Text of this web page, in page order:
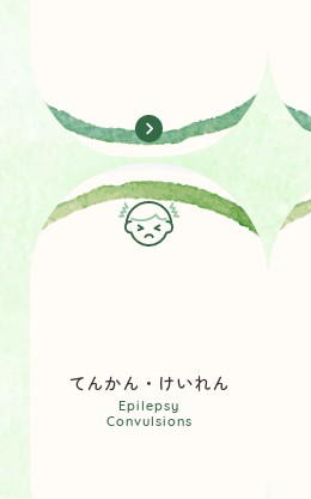
てんかん・けいれん
Epilepsy
Convulsions